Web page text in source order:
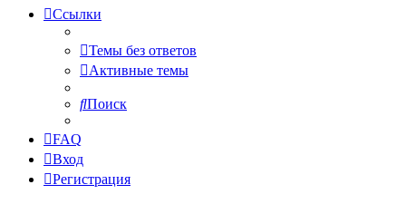
Ссылки
Темы без ответов
Активные темы
Поиск
FAQ
Вход
Регистрация